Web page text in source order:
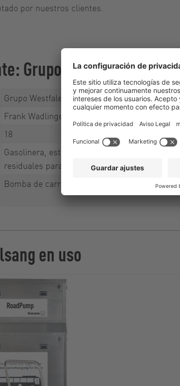
por nuestros clientes.
Grupo Westfalen,
Grupo Westfalen - Gasolinera Westfalen en
Frank Wadlinger, Operador
18
Gasolinera, estación de hidrógeno, tienda
residuales para autocares y campers
Bomba de carretera Plus (VX100 - 45Q)
en uso